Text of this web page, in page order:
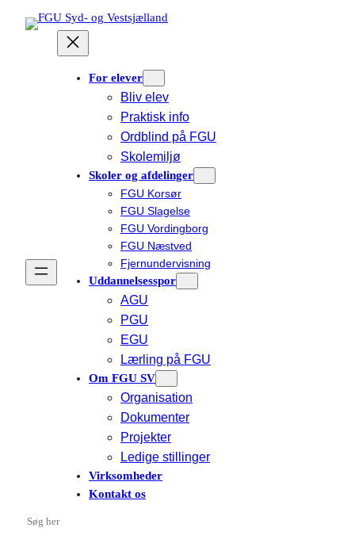
For elever
Bliv elev
Praktisk info
Ordblind på FGU
Skolemiljø
Skoler og afdelinger
FGU Korsør
FGU Slagelse
FGU Vordingborg
FGU Næstved
Fjernundervisning
Uddannelsesspor
AGU
PGU
EGU
Lærling på FGU
Om FGU SV
Organisation
Dokumenter
Projekter
Ledige stillinger
Virksomheder
Kontakt os
Search